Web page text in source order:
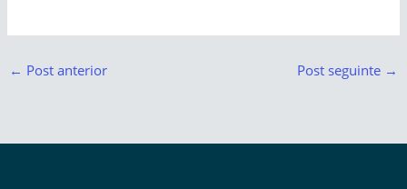
← Post anterior Post seguinte →